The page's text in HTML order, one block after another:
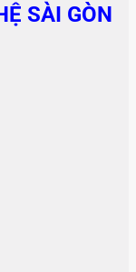
SÀI GÒN